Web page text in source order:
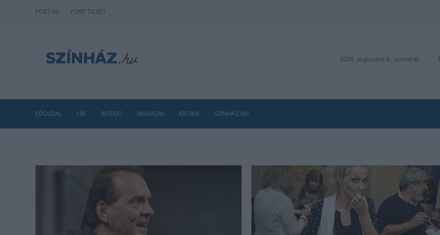
PORT.hu PORT TICKET
2026. augusztus 8., szombat
FŐOLDAL HÍR INTERJÚ MAGAZIN KRITIKA SZÍNHÁZ MA